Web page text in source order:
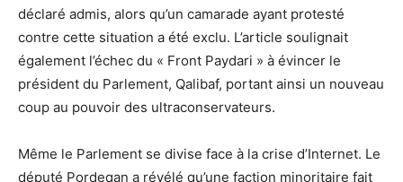
déclaré admis, alors qu’un camarade ayant protesté
contre cette situation a été exclu. L’article soulignait
également l’échec du « Front Paydari » à évincer le
président du Parlement, Qalibaf, portant ainsi un nouveau
coup au pouvoir des ultraconservateurs.
Même le Parlement se divise face à la crise d’Internet. Le
député Pordeqan a révélé qu’une faction minoritaire fait